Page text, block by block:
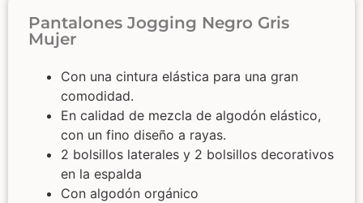
Pantalones Jogging Negro Gris
Mujer
Con una cintura elástica para una gran
comodidad.
En calidad de mezcla de algodón elástico,
con un fino diseño a rayas.
2 bolsillos laterales y 2 bolsillos decorativos
en la espalda
Con algodón orgánico